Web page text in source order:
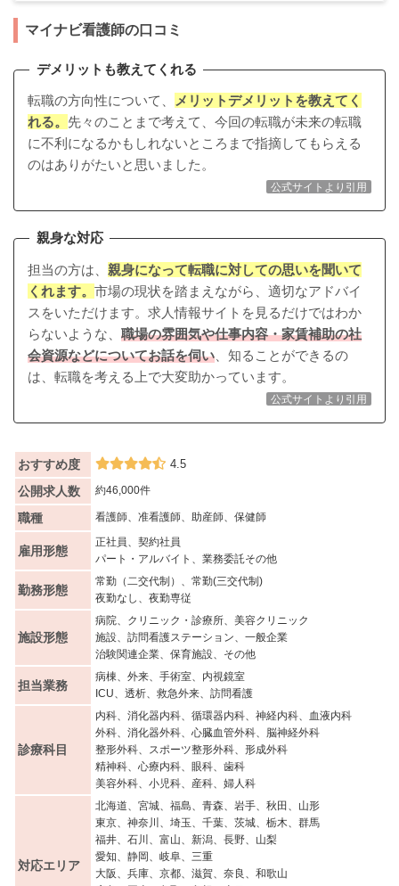
マイナビ看護師の口コミ
デメリットも教えてくれる
転職の方向性について、
メリットデメリットを教えてく
れる。 先々のことまで考えて、今回の転職が未来の転職
に不利になるかもしれないところまで指摘してもらえる
のはありがたいと思いました。
公式サイトより引用
親身な対応
担当の方は、 親身になって転職に対しての思いを聞いて
くれます。 市場の現状を踏まえながら、適切なアドバイ
スをいただけます。求人情報サイトを見るだけではわか
らないような、 職場の雰囲気や仕事内容・家賃補助の社
会資源などについてお話を伺い 、知ることができるの
は、転職を考える上で大変助かっています。
公式サイトより引用
おすすめ度 4.5
公開求人数 約46,000件
職種 看護師、准看護師、助産師、保健師
雇用形態
正社員、契約社員
パート・アルバイト、業務委託その他
勤務形態
常勤（二交代制）、常勤(三交代制)
夜勤なし、夜勤専従
施設形態
病院、クリニック・診療所、美容クリニック
施設、訪問看護ステーション、一般企業
治験関連企業、保育施設、その他
担当業務
病棟、外来、手術室、内視鏡室
ICU、透析、救急外来、訪問看護
診療科目
内科、消化器内科、循環器内科、神経内科、血液内科
外科、消化器外科、心臓血管外科、脳神経外科
整形外科、スポーツ整形外科、形成外科
精神科、心療内科、眼科、歯科
美容外科、小児科、産科、婦人科
対応エリア
北海道、宮城、福島、青森、岩手、秋田、山形
東京、神奈川、埼玉、千葉、茨城、栃木、群馬
福井、石川、富山、新潟、長野、山梨
愛知、静岡、岐阜、三重
大阪、兵庫、京都、滋賀、奈良、和歌山